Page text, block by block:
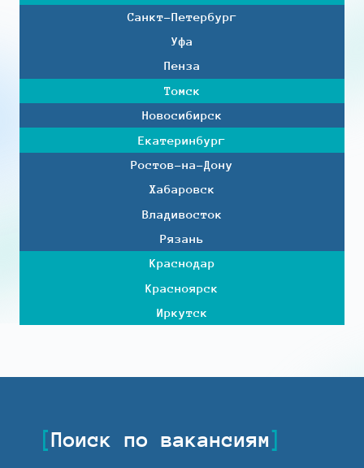
Санкт-Петербург
Уфа
Пенза
Томск
Новосибирск
Екатеринбург
Ростов-на-Дону
Хабаровск
Владивосток
Рязань
Краснодар
Красноярск
Иркутск
Поиск по вакансиям